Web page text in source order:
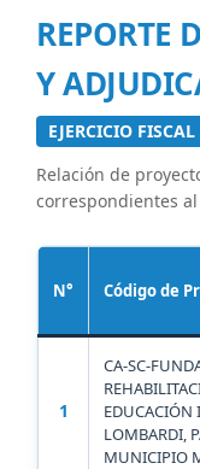
REPORTE
Y
EJERCICIO
Relación de
correspondientes
N° Código de
1
CA-SC-
EDUCACIÓN
LOMBARDI,
MUNICIPIO